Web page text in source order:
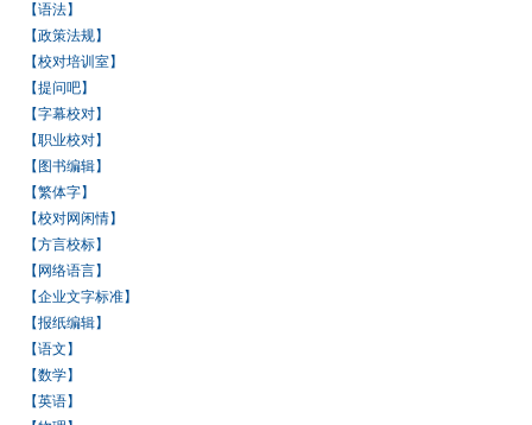
【语法】
【政策法规】
【校对培训室】
【提问吧】
【字幕校对】
【职业校对】
【图书编辑】
【繁体字】
【校对网闲情】
【方言校标】
【网络语言】
【企业文字标准】
【报纸编辑】
【语文】
【数学】
【英语】